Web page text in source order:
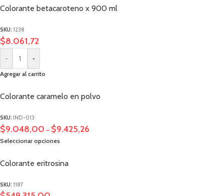
Colorante betacaroteno x 900 ml
SKU: 1238
$8.061,72
- +
Agregar al carrito
Colorante caramelo en polvo
SKU: IND-013
$9.048,00 – $9.425,26
Seleccionar opciones
Colorante eritrosina
SKU: 1187